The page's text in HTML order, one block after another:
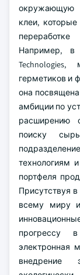
окружающую
клеи,
Например, в
герметиков и
она
амбиции по
расширению
поиску
технологиям
портфеля
Присутствуя
всему миру и
прогрессу
электронная
внедрение